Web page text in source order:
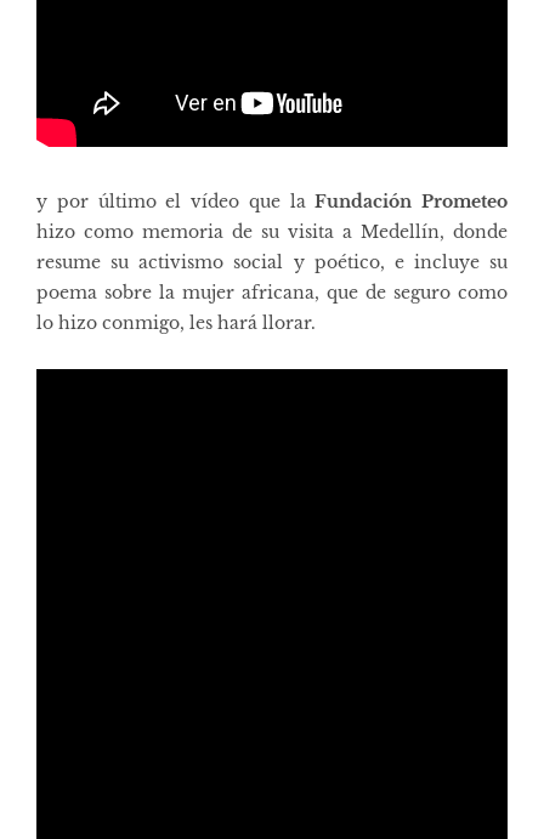
y por último el vídeo que laFundación Prometeo
hizo como memoria de su visita a Medellín, donde
resume su activismo social y poético, e incluye su
poema sobre la mujer africana, que de seguro como
lo hizo conmigo, les hará llorar.